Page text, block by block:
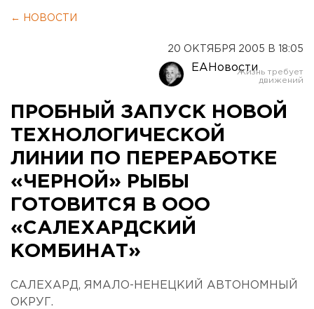
← НОВОСТИ
20 ОКТЯБРЯ 2005 В 18:05
ЕАНовости
ПРОБНЫЙ ЗАПУСК НОВОЙ
ТЕХНОЛОГИЧЕСКОЙ
ЛИНИИ ПО ПЕРЕРАБОТКЕ
«ЧЕРНОЙ» РЫБЫ
ГОТОВИТСЯ В ООО
«САЛЕХАРДСКИЙ
КОМБИНАТ»
САЛЕХАРД, ЯМАЛО-НЕНЕЦКИЙ АВТОНОМНЫЙ
ОКРУГ.